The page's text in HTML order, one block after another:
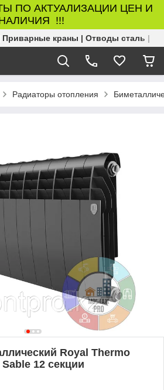
ПО АКТУАЛИЗАЦИИ ЦЕН И
!!!
краны | Отводы сталь |
Радиаторы отопления
Royal Thermo
12 секции